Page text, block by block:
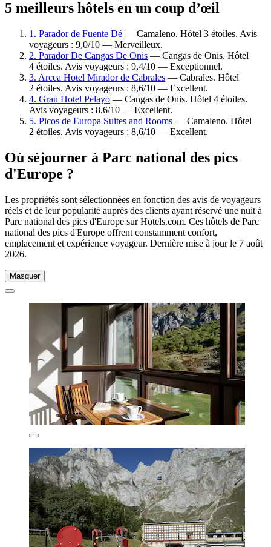
5 meilleurs hôtels en un coup d’œil
1. Parador de Fuente Dé — Camaleno. Hôtel 3 étoiles. Avis
voyageurs : 9,0/10 — Merveilleux.
2. Parador De Cangas De Onis — Cangas de Onis. Hôtel
4 étoiles. Avis voyageurs : 9,4/10 — Exceptionnel.
3. Arcea Hotel Mirador de Cabrales — Cabrales. Hôtel
2 étoiles. Avis voyageurs : 8,6/10 — Excellent.
4. Gran Hotel Pelayo — Cangas de Onis. Hôtel 4 étoiles.
Avis voyageurs : 8,6/10 — Excellent.
5. Picos de Europa Suites and Rooms — Camaleno. Hôtel
2 étoiles. Avis voyageurs : 8,6/10 — Excellent.
Où séjourner à Parc national des pics
d'Europe ?
Les propriétés sont sélectionnées en fonction des avis de voyageurs
réels et de leur popularité auprès des clients ayant réservé une nuit à
Parc national des pics d'Europe sur Hotels.com. Ces hôtels de Parc
national des pics d'Europe offrent constamment confort,
emplacement et expérience voyageur. Dernière mise à jour le 7 août
2026.
Masquer